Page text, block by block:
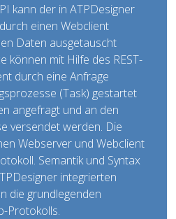
kann der in ATPDesigner
einen Webclient
Daten ausgetauscht
können mit Hilfe des REST-
durch eine Anfrage
(Task) gestartet
angefragt und an den
versendet werden. Die
Webserver und Webclient
Semantik und Syntax
integrierten
die grundlegenden
Protokolls.